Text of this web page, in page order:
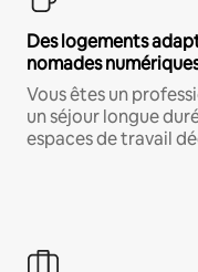
Des logements
nomades
Vous êtes un
un séjour longue
espaces de travail